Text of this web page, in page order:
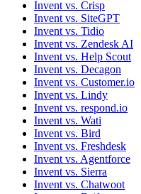
Invent vs. Crisp
Invent vs. SiteGPT
Invent vs. Tidio
Invent vs. Zendesk AI
Invent vs. Help Scout
Invent vs. Decagon
Invent vs. Customer.io
Invent vs. Lindy
Invent vs. respond.io
Invent vs. Wati
Invent vs. Bird
Invent vs. Freshdesk
Invent vs. Agentforce
Invent vs. Sierra
Invent vs. Chatwoot